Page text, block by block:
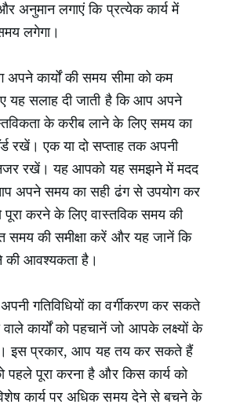
अनुमान लगाएं कि प्रत्येक कार्य में
लगेगा।
अपने कार्यों की समय सीमा को कम
यह सलाह दी जाती है कि आप अपने
के करीब लाने के लिए समय का
रखें। एक या दो सप्ताह तक अपनी
नजर रखें। यह आपको यह समझने में मदद
अपने समय का सही ढंग से उपयोग कर
पूरा करने के लिए वास्तविक समय की
समय की समीक्षा करें और यह जानें कि
की आवश्यकता है।
गतिविधियों का वर्गीकरण कर सकते
कार्यों को पहचानें जो आपके लक्ष्यों के
इस प्रकार, आप यह तय कर सकते हैं
पहले पूरा करना है और किस कार्य को
कार्य पर अधिक समय देने से बचने के